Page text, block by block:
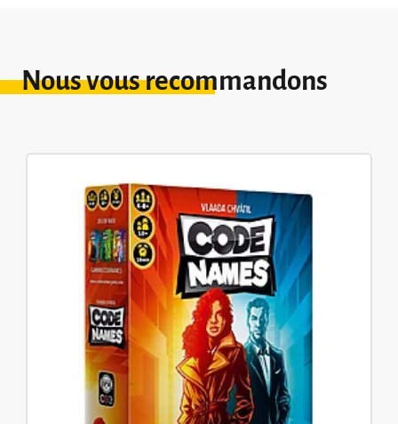
Nous vous recommandons